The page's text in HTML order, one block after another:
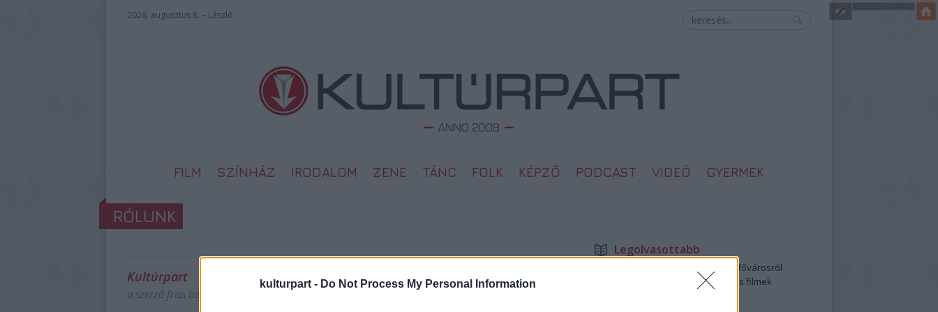
kulturpart - Do Not Process My Personal Information
2026. augusztus 8. – László
FILM SZÍNHÁZ IRODALOM ZENE TÁNC FOLK KÉPZŐ PODCAST VIDEÓ GYERMEK
RÓLUNK
Kultúrpart
a szerző friss bejegyzései
2015. 10. 12.
Legolvasottabb
Megdöbbentő fotók a néptelen fővárosról
Top 10: ezek a legjobb szerelmes filmek